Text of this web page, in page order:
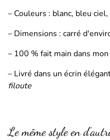
– Couleurs : blanc, bleu
– Dimensions : carré
– 100 % fait main dans
– Livré dans un écrin
filoute
Le même style en